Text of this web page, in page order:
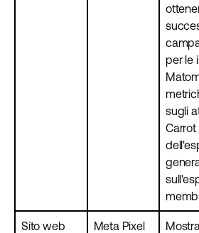
per le
sugli
Carrot
Sito web Meta Pixel